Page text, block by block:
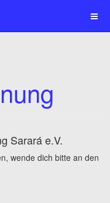
Sarará e.V.
wende dich bitte an den